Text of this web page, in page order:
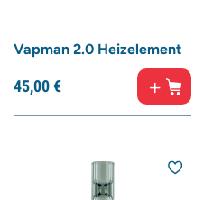
Vapman 2.0 Heizelement
45,00€